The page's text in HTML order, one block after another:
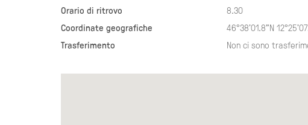
Orario di ritrovo
8.30
Coordinate geografiche
46°38'01.8"N
Trasferimento
Non ci sono